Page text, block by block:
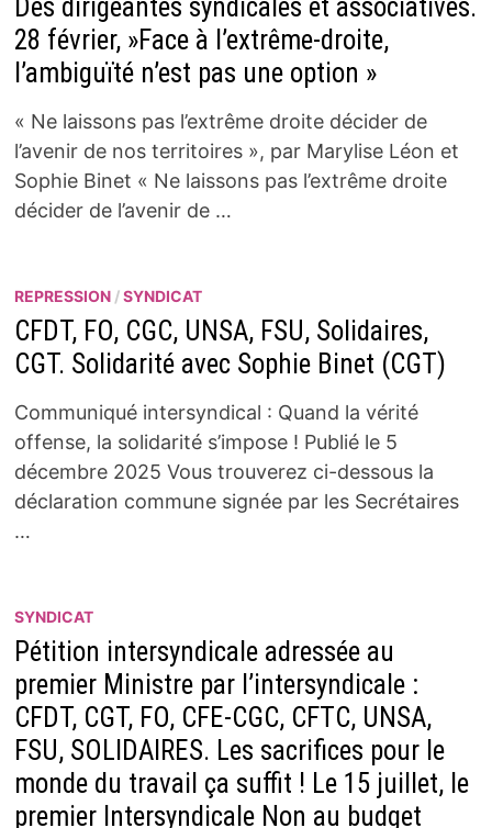
Des dirigeantes syndicales et associatives.
28 février, »Face à l’extrême-droite,
l’ambiguïté n’est pas une option »
« Ne laissons pas l’extrême droite décider de
l’avenir de nos territoires », par Marylise Léon et
Sophie Binet « Ne laissons pas l’extrême droite
décider de l’avenir de …
REPRESSION/SYNDICAT
CFDT, FO, CGC, UNSA, FSU, Solidaires,
CGT. Solidarité avec Sophie Binet (CGT)
Communiqué intersyndical : Quand la vérité
offense, la solidarité s’impose ! Publié le 5
décembre 2025 Vous trouverez ci-dessous la
déclaration commune signée par les Secrétaires
…
SYNDICAT
Pétition intersyndicale adressée au
premier Ministre par l’intersyndicale :
CFDT, CGT, FO, CFE-CGC, CFTC, UNSA,
FSU, SOLIDAIRES. Les sacrifices pour le
monde du travail ça suffit ! Le 15 juillet, le
premier Intersyndicale Non au budget